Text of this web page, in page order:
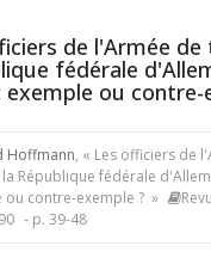
de l'Armée de
fédérale
exemple ou contre-
Hoffmann, « Les officiers de
République fédérale
ou contre-exemple ? »
- p. 39-48